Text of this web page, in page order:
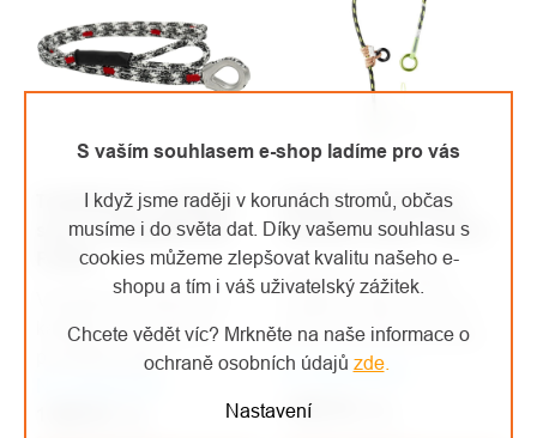
S vaším souhlasem e-shop ladíme pro vás
I když jsme raději v korunách stromů, občas
musíme i do světa dat. Díky vašemu souhlasu s
cookies můžeme zlepšovat kvalitu našeho e-
shopu a tím i váš uživatelský zážitek.
Chcete vědět víc? Mrkněte na naše informace o
ochraně osobních údajů zde.
Nastavení
Teufelberger cambium
saver canopyANCHOR
Fimble
Všestranný nástroj pro
každého stromolezce
použitelný jako
Edelrid nastavitelný
Cambium Saver 125cm
Na objednávku
1 862 Kč
Nastavitelný chránič
jehož součástí je prusík.